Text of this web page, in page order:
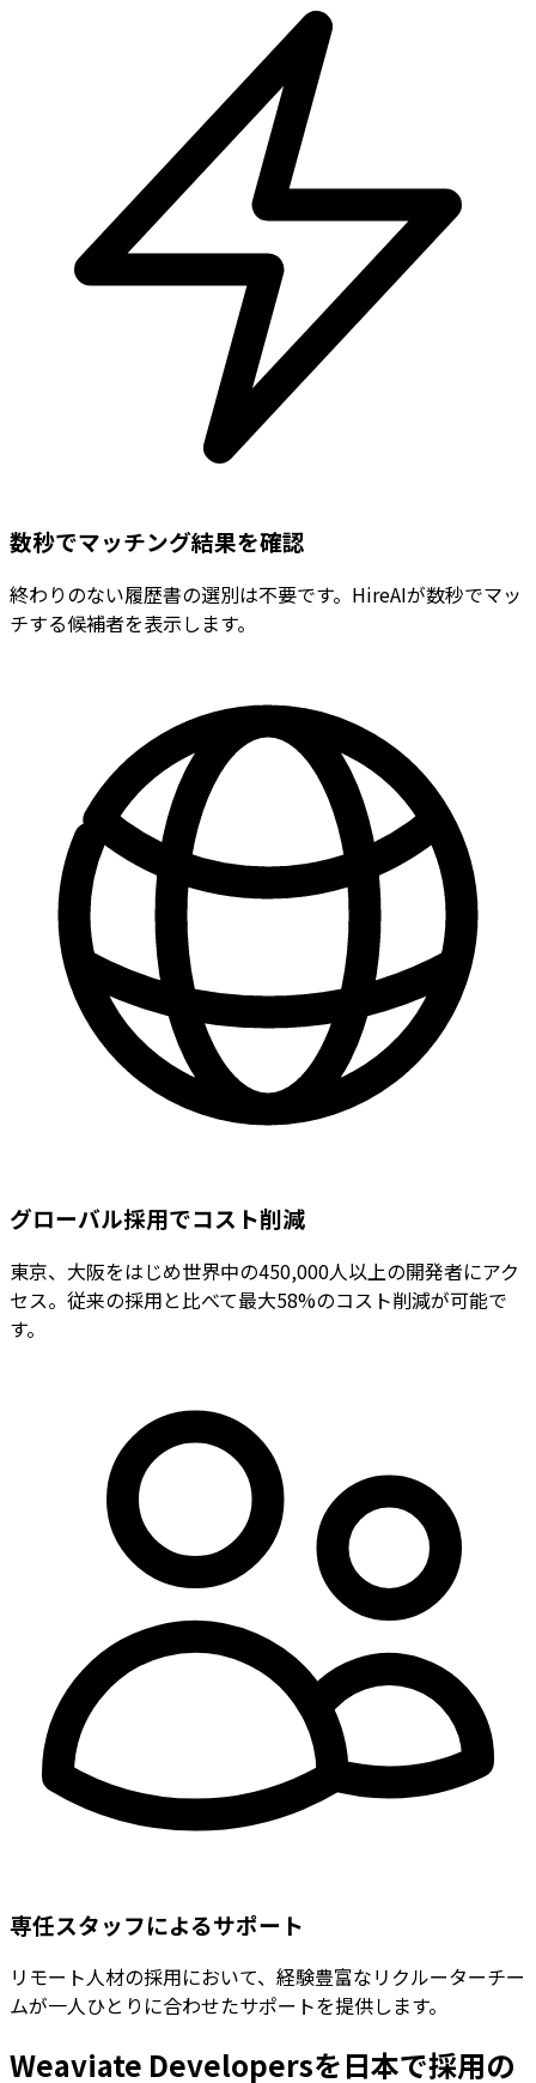
数秒でマッチング結果を確認
終わりのない履歴書の選別は不要です。HireAIが数秒でマッ
チする候補者を表示します。
グローバル採用でコスト削減
東京、大阪をはじめ世界中の450,000人以上の開発者にアク
セス。従来の採用と比べて最大58%のコスト削減が可能で
す。
専任スタッフによるサポート
リモート人材の採用において、経験豊富なリクルーターチー
ムが一人ひとりに合わせたサポートを提供します。
Weaviate Developersを日本で採用の